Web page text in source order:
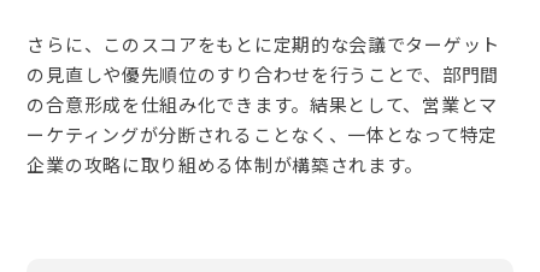
さらに、このスコアをもとに定期的な会議でターゲット
の見直しや優先順位のすり合わせを行うことで、部門間
の合意形成を仕組み化できます。結果として、営業とマ
ーケティングが分断されることなく、一体となって特定
企業の攻略に取り組める体制が構築されます。